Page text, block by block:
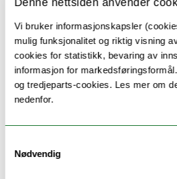
Denne nettsiden anvender
Vi bruker informasjonskapsler
mulig funksjonalitet og riktig visning
cookies for statistikk, bevaring av
informasjon for
og tredjeparts-cookies. Les mer om
nedenfor.
Nødvendig
Pensum
Pensumliste for INF-1100
programmering og datamaskiners